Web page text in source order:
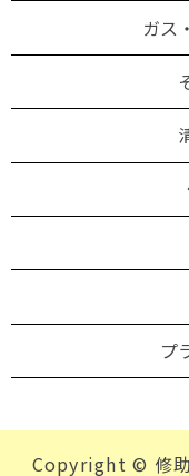
ガス
プ
Copyright © 修